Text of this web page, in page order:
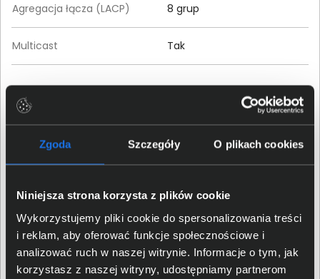
Zgoda Szczegóły O plikach cookies
Niniejsza strona korzysta z plików cookie
Wykorzystujemy pliki cookie do spersonalizowania treści
i reklam, aby oferować funkcje społecznościowe i
analizować ruch w naszej witrynie. Informacje o tym, jak
korzystasz z naszej witryny, udostępniamy partnerom
Agregacja łącza (LACP) 8 grup
Multicast Tak
Zabezpieczenia
Standard sieci
IEEE 802.1d, IEEE 802.1p, IEEE
802.1q, IEEE 802.1s, IEEE
802.1w, IEEE 802.1x, IEEE
802.3ad, IEEE 802.3x, IEEE
Lista kontroli dostępu (ACL) Tak
Blokada HOL (Head-of-Line) Tak